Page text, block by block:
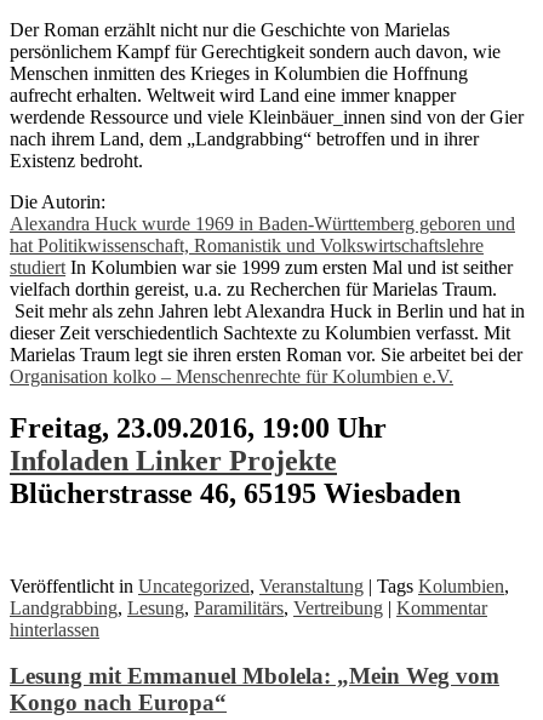
Der Roman erzählt nicht nur die Geschichte von Marielas
persönlichem Kampf für Gerechtigkeit sondern auch davon, wie
Menschen inmitten des Krieges in Kolumbien die Hoffnung
aufrecht erhalten. Weltweit wird Land eine immer knapper
werdende Ressource und viele Kleinbäuer_innen sind von der Gier
nach ihrem Land, dem „Landgrabbing“ betroffen und in ihrer
Existenz bedroht.
Die Autorin:
Alexandra Huck wurde 1969 in Baden-Württemberg geboren und
hat Politikwissenschaft, Romanistik und Volkswirtschaftslehre
studiert In Kolumbien war sie 1999 zum ersten Mal und ist seither
vielfach dorthin gereist, u.a. zu Recherchen für Marielas Traum.
Seit mehr als zehn Jahren lebt Alexandra Huck in Berlin und hat in
dieser Zeit verschiedentlich Sachtexte zu Kolumbien verfasst. Mit
Marielas Traum legt sie ihren ersten Roman vor. Sie arbeitet bei der
Organisation kolko – Menschenrechte für Kolumbien e.V.
Freitag, 23.09.2016, 19:00 Uhr
Infoladen Linker Projekte
Blücherstrasse 46, 65195 Wiesbaden
Veröffentlicht in Uncategorized, Veranstaltung | Tags Kolumbien,
Landgrabbing, Lesung, Paramilitärs, Vertreibung | Kommentar
hinterlassen
Lesung mit Emmanuel Mbolela: „Mein Weg vom
Kongo nach Europa“